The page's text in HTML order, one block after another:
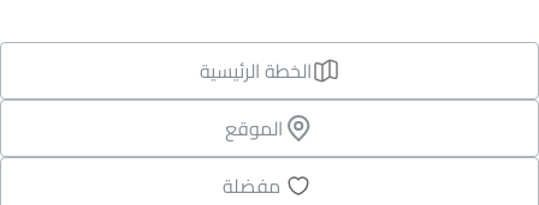
الخطة الرئيسية
الموقع
مفضلة